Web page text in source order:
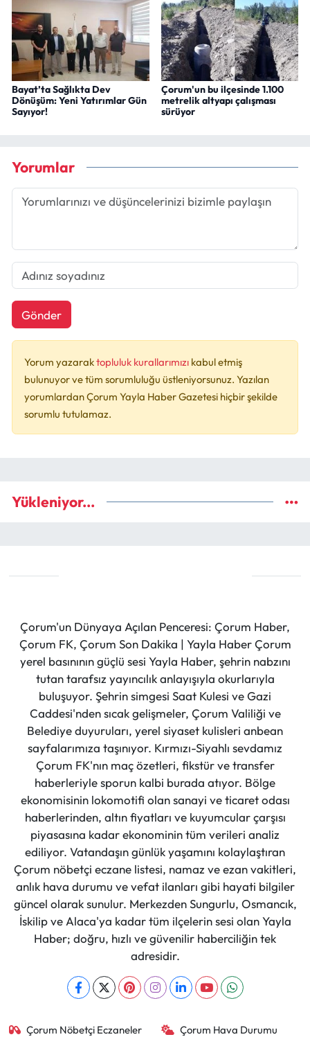
Bayat’ta Sağlıkta Dev
Dönüşüm: Yeni Yatırımlar Gün
Sayıyor!
Çorum'un bu ilçesinde 1.100
metrelik altyapı çalışması
sürüyor
Yorumlar
Gönder
Yorum yazaraktopluluk kurallarımızı kabul etmiş
bulunuyor ve tüm sorumluluğu üstleniyorsunuz. Yazılan
yorumlardan Çorum Yayla Haber Gazetesi hiçbir şekilde
sorumlu tutulamaz.
Yükleniyor...
Çorum'un Dünyaya Açılan Penceresi: Çorum Haber,
Çorum FK, Çorum Son Dakika | Yayla Haber Çorum
yerel basınının güçlü sesi Yayla Haber, şehrin nabzını
tutan tarafsız yayıncılık anlayışıyla okurlarıyla
buluşuyor. Şehrin simgesi Saat Kulesi ve Gazi
Caddesi'nden sıcak gelişmeler, Çorum Valiliği ve
Belediye duyuruları, yerel siyaset kulisleri anbean
sayfalarımıza taşınıyor. Kırmızı-Siyahlı sevdamız
Çorum FK'nın maç özetleri, fikstür ve transfer
haberleriyle sporun kalbi burada atıyor. Bölge
ekonomisinin lokomotifi olan sanayi ve ticaret odası
haberlerinden, altın fiyatları ve kuyumcular çarşısı
piyasasına kadar ekonominin tüm verileri analiz
ediliyor. Vatandaşın günlük yaşamını kolaylaştıran
Çorum nöbetçi eczane listesi, namaz ve ezan vakitleri,
anlık hava durumu ve vefat ilanları gibi hayati bilgiler
güncel olarak sunulur. Merkezden Sungurlu, Osmancık,
İskilip ve Alaca'ya kadar tüm ilçelerin sesi olan Yayla
Haber; doğru, hızlı ve güvenilir haberciliğin tek
adresidir.
Çorum Nöbetçi Eczaneler Çorum Hava Durumu